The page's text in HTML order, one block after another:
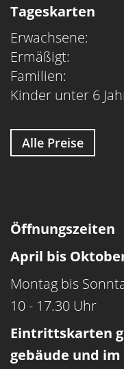
Tageskarten
Erwachsene:
Ermäßigt:
Familien:
Kinder unter 6
Alle Preise
Öffnungszeiten
April bis
Montag bis
10 - 17.30 Uhr
Eintrittskarten
gebäude und